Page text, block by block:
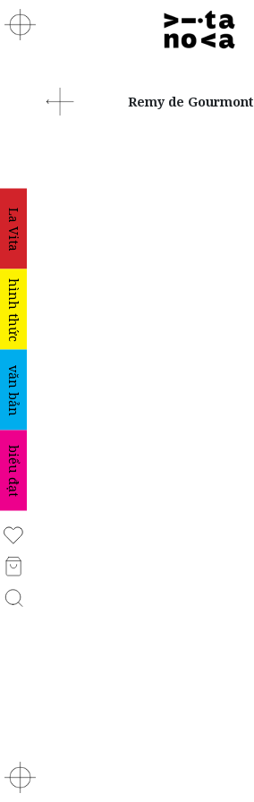
La Vita
hình thức
văn bản
biểu đạt
Remy de Gourmont